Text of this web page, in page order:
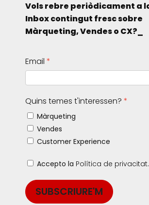
Vols rebre periòdicament a
Inbox contingut fresc sobre
Màrqueting, Vendes o CX?_
Email
Quins temes t'interessen?
Màrqueting
Vendes
Customer Experience
Accepto la Política de privacitat.
SUBSCRIURE'M